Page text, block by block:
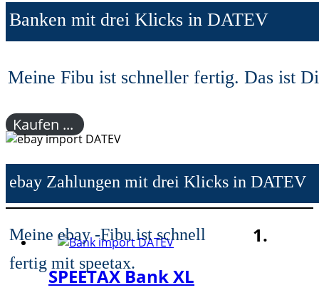
Banken mit drei Klicks in DATEV
Meine Fibu ist schneller fertig. Das ist
Kaufen ...
ebay Zahlungen mit drei Klicks in DATEV
Meine ebay -Fibu ist schnell
fertig mit speetax.
SPEETAX Bank XL
1.